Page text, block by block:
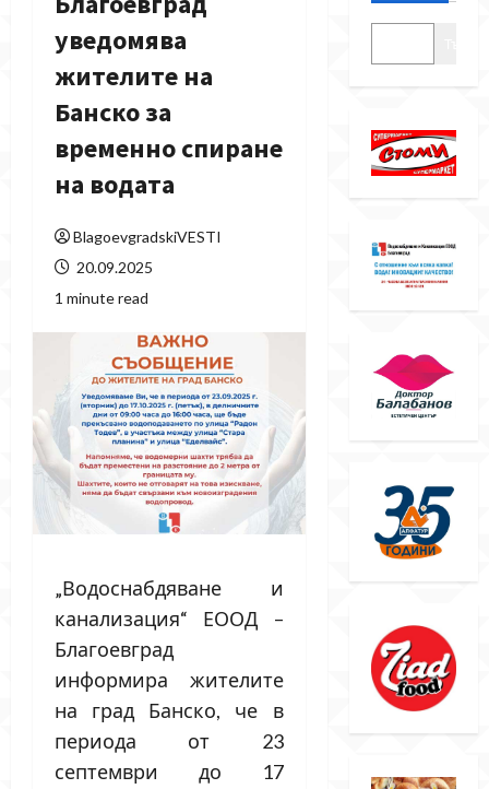
уведомява
жителите на
Банско за
временно спиране
на водата
BlagoevgradskiVESTI
20.09.2025
1 minute read
„Водоснабдяване и
канализация“ ЕООД –
Благоевград
информира жителите
на град Банско, че в
периода от 23
септември до 17